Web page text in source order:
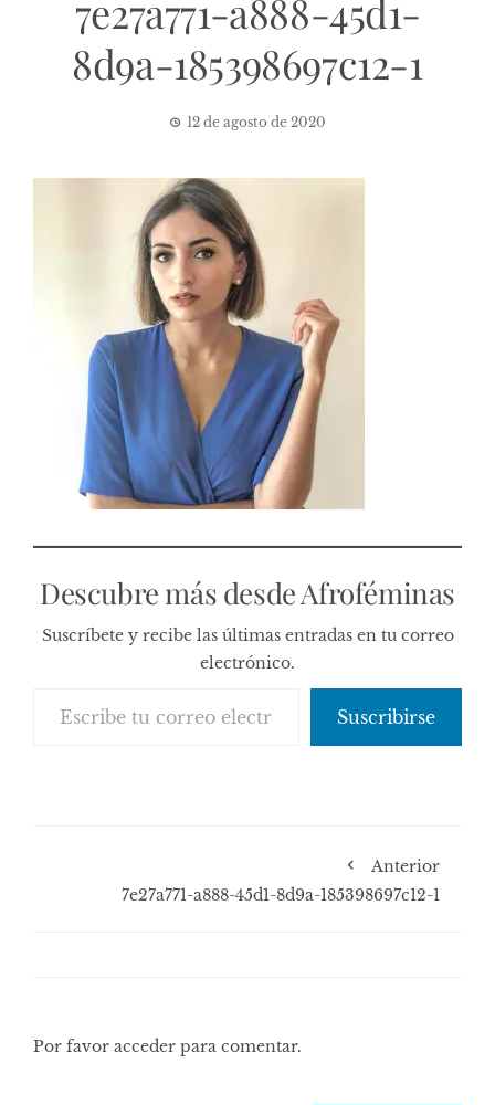
7e27a771-a888-45d1-
8d9a-185398697c12-1
12 de agosto de 2020
Descubre más desde Afroféminas
Suscríbete y recibe las últimas entradas en tu correo
electrónico.
Suscribirse
Anterior
7e27a771-a888-45d1-8d9a-185398697c12-1
Por favor acceder para comentar.